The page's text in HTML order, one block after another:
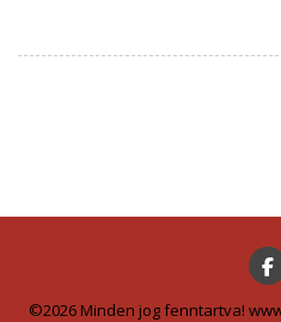
©2026 Minden jog fenntartva!